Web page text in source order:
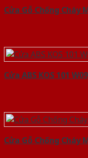
Cửa Gỗ Chống Cháy
Cửa ABS KOS 101
Cửa Gỗ Chống Cháy